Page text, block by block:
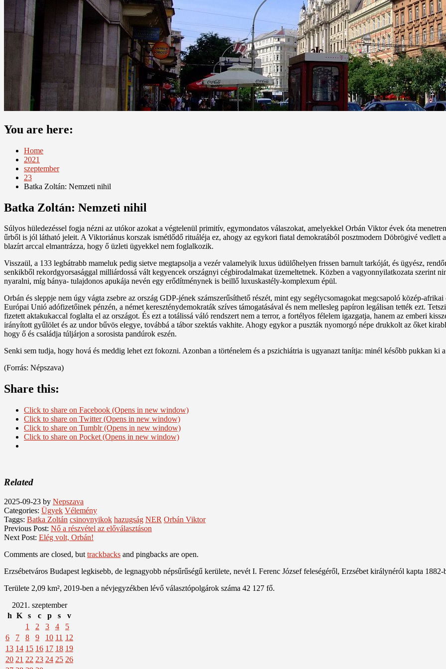
You are here:
Home
2021
szeptember
23
Batka Zoltán: Nemzeti nihil
Batka Zoltán: Nemzeti nihil
Súlyos hüledezéssel fogja nézni az utókor azokat a végtelenül primitív, egymondatos válaszokat, amelyekkel Orbán Viktor évek óta
űrből is jól látható jeleit. A Viktoriánus korszak ismétlődő rituáléja ez, ahogy az egykori fiatal demokratából posztmodern Döbrögivé vedlett
blazírt arccal elmantrázza, hogy ő üzleti ügyekkel nem foglalkozik.
Visszaül, a 133 legbátrabb mameluk pedig sietve megtapsolja a vezér valamelyik luxus üdülőhelyen frissen barnult tarkóját, és ügyész,
senkikből rekordgyorsasággal milliárdossá vált kegyencek országnyi cégbirodalmakat üzemeltetnek. Közben a vagyonnyilatkozata szerint
nyaralni, míg bánya- tulajdonos apukája nevén egy erődítménynek is beillő luxuskastély-komplexum épül.
Orbán és sleppje nem úgy vágta zsebre az ország GDP-jének számszerűsíthető részét, mint egy segélycsomagokat megcsapoló közép-
Európai Unió adófizetőinek pénzén, a német kereszténydemokraták szíves támogatásával és nem mellesleg papíron legálisan tették ezt.
fizetett aktakukaccal foglalta el az országot. És ezt a totálissá váló rendszert nem a terror, a fortélyos félelem igazgatja, hanem az emberi
irányított gyűlölet és az undor bűvös elegye, továbbá a tábor szektás vakhite. Ahogy egykor a puszták nyomorgó népe drukkolt az őket
hogy ő és családja túljárjon a sorosista pandúrok eszén.
Senki sem tudja, hogy hová és meddig lehet ezt fokozni. Azonban a történelem és a pszichiátria is ugyanazt tanítja: minél később pukkan ki
(Forrás: Népszava)
Share this:
Click to share on Facebook (Opens in new window)
Click to share on Twitter (Opens in new window)
Click to share on Tumblr (Opens in new window)
Click to share on Pocket (Opens in new window)
Related
2025-09-23 by Nepszava
Categories: Ügyek Vélemény
Taggs: Batka Zoltán csinovnyikok hazugság NER Orbán Viktor
Previous Post: Nő a részvétel az előválasztáson
Next Post: Elég volt, Orbán!
Comments are closed, but trackbacks and pingbacks are open.
Erzsébetváros Budapest legkisebb, de legnagyobb népsűrűségű kerülete, nevét I. Ferenc József feleségéről, Erzsébet királynéról kapta 1882-
Területe 2,09 km², 2019-ben a névjegyzékben lévő választópolgárok száma 42 127 fő.
2021. szeptember
h K s c p s
v
1
2 3 4
5
6
7 8 9 10 11 12
13 14 15 16 17 18 19
20 21 22 23 24 25 26